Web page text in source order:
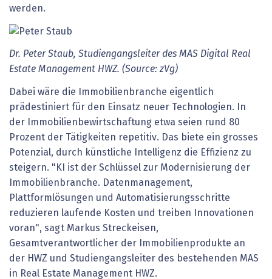
werden.
Dr. Peter Staub, Studiengangsleiter des MAS Digital Real
Estate Management HWZ. (Source: zVg)
Dabei wäre die Immobilienbranche eigentlich
prädestiniert für den Einsatz neuer Technologien. In
der Immobilienbewirtschaftung etwa seien rund 80
Prozent der Tätigkeiten repetitiv. Das biete ein grosses
Potenzial, durch künstliche Intelligenz die Effizienz zu
steigern. "KI ist der Schlüssel zur Modernisierung der
Immobilienbranche. Datenmanagement,
Plattformlösungen und Automatisierungsschritte
reduzieren laufende Kosten und treiben Innovationen
voran", sagt Markus Streckeisen,
Gesamtverantwortlicher der Immobilienprodukte an
der HWZ und Studiengangsleiter des bestehenden MAS
in Real Estate Management HWZ.